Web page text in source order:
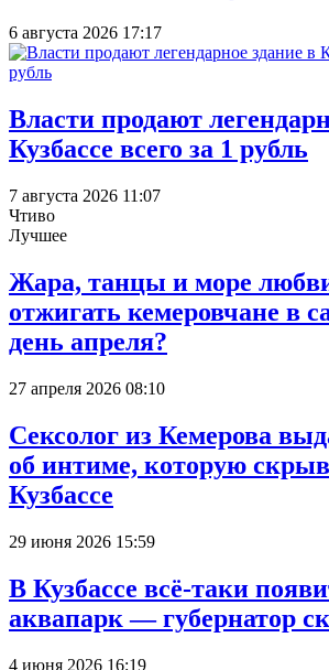
6 августа 2026 17:17
Власти продают
Кузбассе всего за 1 рубль
7 августа 2026 11:07
Чтиво
Лучшее
Жара, танцы и море
отжигать кемеровчане в
день апреля?
27 апреля 2026 08:10
Сексолог из Кемерова
об интиме, которую
Кузбассе
29 июня 2026 15:59
В Кузбассе всё-таки
аквапарк — губернатор
4 июня 2026 16:19